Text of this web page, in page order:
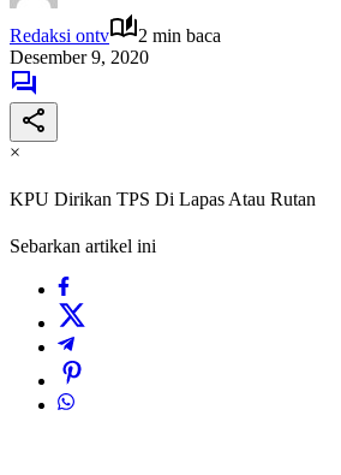
Redaksi ontv
2 min baca
Desember 9, 2020
×
KPU Dirikan TPS Di Lapas Atau Rutan
Sebarkan artikel ini